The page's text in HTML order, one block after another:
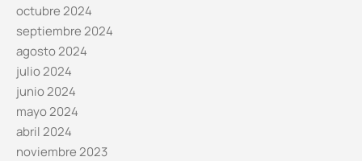
octubre 2024
septiembre 2024
agosto 2024
julio 2024
junio 2024
mayo 2024
abril 2024
noviembre 2023